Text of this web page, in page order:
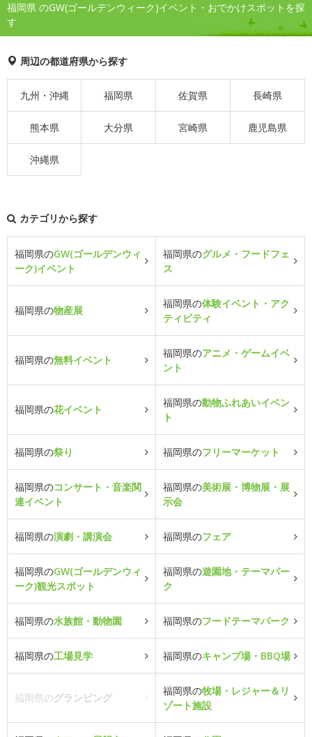
福岡県 のGW(ゴールデンウィーク)イベント・おでかけスポットを探
す
周辺の都道府県から探す
九州・沖縄 福岡県 佐賀県 長崎県
熊本県 大分県 宮崎県 鹿児島県
沖縄県
カテゴリから探す
福岡県のGW(ゴールデンウィ
ーク)イベント
福岡県のグルメ・フードフェ
ス
福岡県の物産展
福岡県の体験イベント・アク
ティビティ
福岡県の無料イベント
福岡県のアニメ・ゲームイベ
ント
福岡県の花イベント
福岡県の動物ふれあいイベン
ト
福岡県の祭り 福岡県のフリーマーケット
福岡県のコンサート・音楽関
連イベント
福岡県の美術展・博物展・展
示会
福岡県の演劇・講演会 福岡県のフェア
福岡県のGW(ゴールデンウィ
ーク)観光スポット
福岡県の遊園地・テーマパー
ク
福岡県の水族館・動物園 福岡県のフードテーマパーク
福岡県の工場見学 福岡県のキャンプ場・BBQ場
福岡県のグランピング
福岡県の牧場・レジャー＆リ
ゾート施設